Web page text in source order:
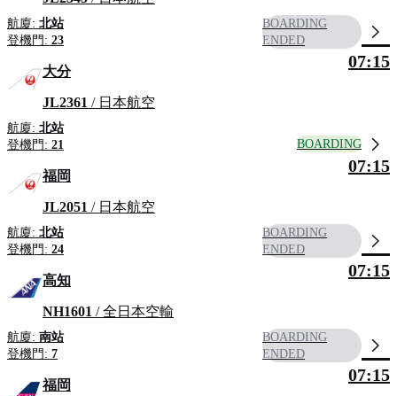
航廈: 北站
登機門: 23
BOARDING
ENDED
大分
JL2361 / 日本航空
航廈: 北站
登機門: 21
07:15
BOARDING
福岡
JL2051 / 日本航空
航廈: 北站
登機門: 24
07:15
BOARDING
ENDED
高知
NH1601 / 全日本空輸
航廈: 南站
登機門: 7
07:15
BOARDING
ENDED
福岡
07:15